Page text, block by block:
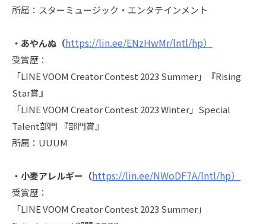
所属：スターミュージック・エンタテインメント
・あやんぬ（https://lin.ee/ENzHwMr/lntl/hp）
受賞歴：
「LINE VOOM Creator Contest 2023 Summer」『Rising
Star賞』
「LINE VOOM Creator Contest 2023 Winter」Special
Talent部門 『部門賞』
所属：UUUM
・小麦アレルギー（https://lin.ee/NWoDF7A/lntl/hp）
受賞歴：
「LINE VOOM Creator Contest 2023 Summer」